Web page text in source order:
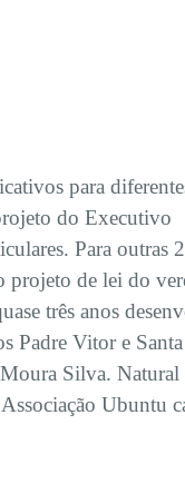
para
do Executivo
Para outras
projeto de lei do
três anos
Padre Vitor e Santa
Silva. Natural
Ubuntu